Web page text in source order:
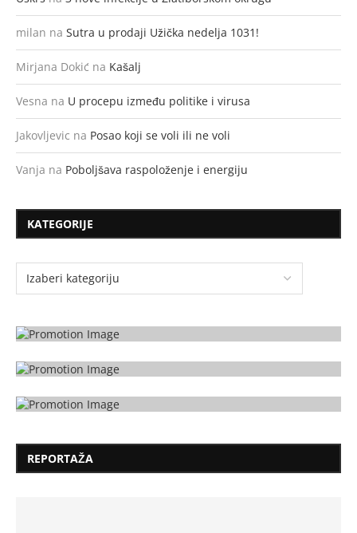
milan na Sutra u prodaji Užička nedelja 1031!
Mirjana Dokić na Kašalj
Vesna na U procepu između politike i virusa
Jakovljevic na Posao koji se voli ili ne voli
Vanja na Poboljšava raspoloženje i energiju
KATEGORIJE
REPORTAŽA